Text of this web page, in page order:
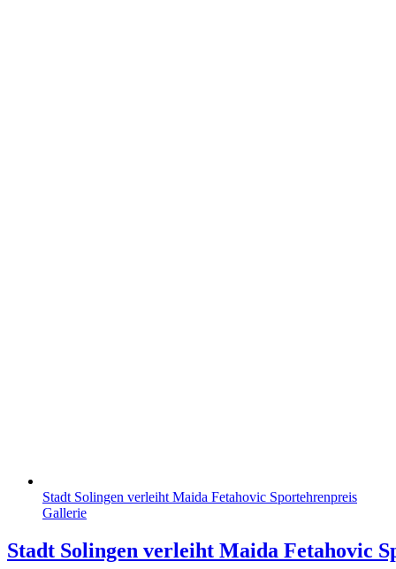
Stadt Solingen verleiht Maida Fetahovic Sportehrenpreis
Gallerie
Stadt Solingen verleiht Maida Fetahovic